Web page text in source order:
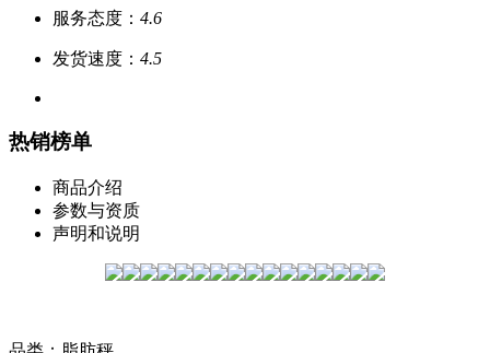
服务态度： 4.6
发货速度： 4.5
热销榜单
商品介绍
参数与资质
声明和说明